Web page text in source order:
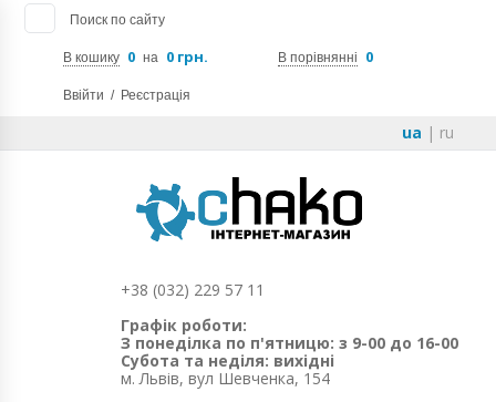
Поиск по сайту
В кошику 0 на 0 грн. В порівнянні 0
Ввійти / Реєстрація
ua | ru
+38 (032) 229 57 11
Графік роботи:
З понеділка по п'ятницю: з 9-00 до 16-00
Субота та неділя: вихідні
м. Львів, вул Шевченка, 154